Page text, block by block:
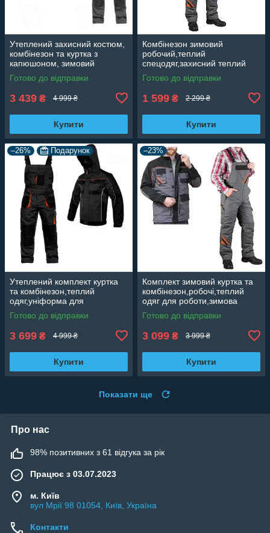
Утеплений захисний костюм,
комбінезон та куртка з
капюшоном, зимовий
спецодяг ARTMASTER
CLASSIC WIN LONG
Готово до відправки
3 439 ₴ 4 999 ₴
Купити
Комбінезон зимовий
робочий,теплий
спецодяг,захисний теплий
комбинезон,штани з лямками
Professional Польща
Готово до відправки
1 599 ₴ 2 299 ₴
Купити
–26% Подарунок
Утеплений комплект куртка
та комбінезон,теплий
одяг,уніформа для
зими,зимовий
комплект,куртка с капюшоном
Готово до відправки
3 699 ₴ 4 999 ₴
Купити
–23%
Комплект зимовий куртка та
комбінезон,робочі,теплий
одяг для роботи,зимова
уніформа ArtMaster
Professional OC
Готово до відправки
3 099 ₴ 3 999 ₴
Купити
Показати ще
Про нас
98% позитивних з 61 відгука за рік
Працює з 03.07.2023
м. Київ
вул Мрії 98 01054, Київ, Україна
Контакти